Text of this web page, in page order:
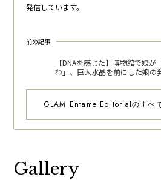
発信しています。
前の記事
【DNAを感じた】博物館で娘
わ」、巨大水晶を前にした娘の
GLAM Entame Editorialのすべ
Gallery